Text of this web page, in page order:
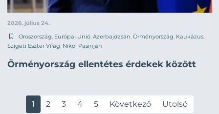
2026. július 24.
Oroszország, Európai Unió, Azerbajdzsán, Örményország, Kaukázus,
Szigeti Eszter Virág, Nikol Pasinján
Örményország ellentétes érdekek között
1 2 3 4 5 Következő Utolsó